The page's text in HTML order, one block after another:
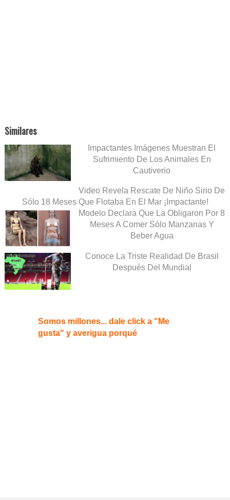
Similares
Impactantes Imágenes Muestran El
Sufrimiento De Los Animales En
Cautiverio
Video Revela Rescate De Niño Sirio De
Sólo 18 Meses Que Flotaba En El Mar ¡Impactante!
Modelo Declara Que La Obligaron Por 8
Meses A Comer Sólo Manzanas Y
Beber Agua
Conoce La Triste Realidad De Brasil
Después Del Mundial
Somos millones... dale click a "Me
gusta" y averigua porqué